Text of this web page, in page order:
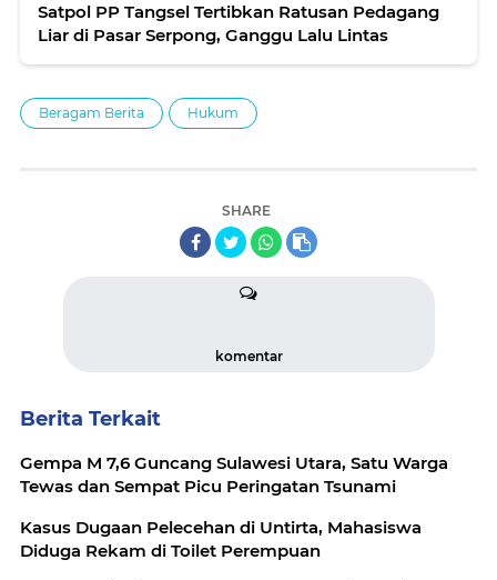
Satpol PP Tangsel Tertibkan Ratusan Pedagang
Liar di Pasar Serpong, Ganggu Lalu Lintas
Beragam Berita Hukum
SHARE
komentar
Berita Terkait
Gempa M 7,6 Guncang Sulawesi Utara, Satu Warga
Tewas dan Sempat Picu Peringatan Tsunami
Kasus Dugaan Pelecehan di Untirta, Mahasiswa
Diduga Rekam di Toilet Perempuan